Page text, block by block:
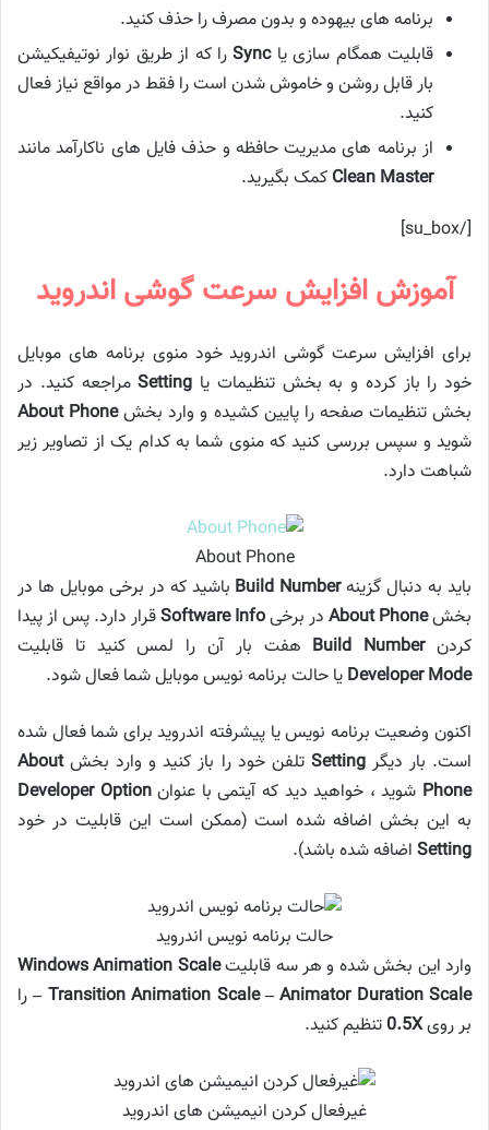
برنامه های بیهوده و بدون مصرف را حذف کنید.
قابلیت همگام سازی یاSync را که از طریق نوار نوتیفیکیشن
بار قابل روشن و خاموش شدن است را فقط در مواقع نیاز فعال
کنید.
از برنامه های مدیریت حافظه و حذف فایل های ناکارآمد مانند
Clean Master کمک بگیرید.
[/su_box]
آموزش افزایش سرعت گوشی اندروید
برای افزایش سرعت گوشی اندروید خود منوی برنامه های موبایل
خود را باز کرده و به بخش تنظیمات یا Setting مراجعه کنید. در
بخش تنظیمات صفحه را پایین کشیده و وارد بخشAbout Phone
شوید و سپس بررسی کنید که منوی شما به کدام یک از تصاویر زیر
شباهت دارد.
About Phone
باید به دنبال گزینهBuild Number باشید که در برخی موبایل ها در
بخشAbout Phone در برخیSoftware Infoقرار دارد. پس از پیدا
کردنBuild Number
هفت بار آن را لمس کنید تا قابلیت
Developer Mode یا حالت برنامه نویس موبایل شما فعال شود.
اکنون وضعیت برنامه نویس یا پیشرفته اندروید برای شما فعال شده
است. بار دیگرSetting تلفن خود را باز کنید و وارد بخشAbout
Phone شوید ، خواهید دید که آیتمی با عنوانDeveloper Option
به این بخش اضافه شده است (ممکن است این قابلیت در خود
Setting اضافه شده باشد).
حالت برنامه نویس اندروید
وارد این بخش شده و هر سه قابلیتWindows Animation Scale
– Transition Animation Scale – Animator Duration Scale را
بر روی0.5X تنظیم کنید.
غیرفعال کردن انیمیشن های اندروید